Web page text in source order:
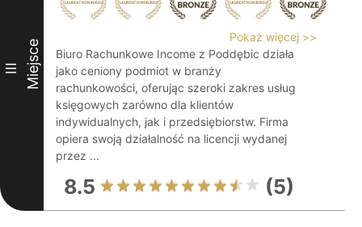
III Miejsce
Pokaż więcej >>
Biuro Rachunkowe Income z Poddębic działa
jako ceniony podmiot w branży
rachunkowości, oferując szeroki zakres usług
księgowych zarówno dla klientów
indywidualnych, jak i przedsiębiorstw. Firma
opiera swoją działalność na licencji wydanej
przez ...
8.5 (5)